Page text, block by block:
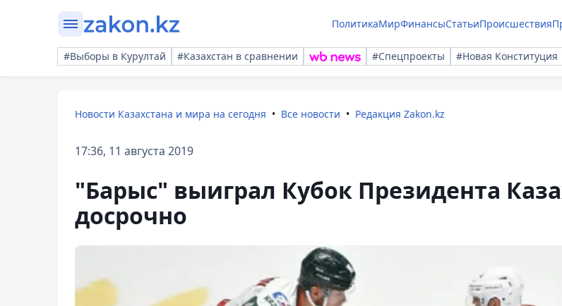
ПолитикаМирФинансыСтатьиПроисшествия
#Выборы в Курултай #Казахстан в сравнении #Спецпроекты #Новая Конституция
Новости Казахстана и мира на сегодня Все новости Редакция Zakon.kz
17:36, 11 августа 2019
"Барыс" выиграл Кубок Президента
досрочно